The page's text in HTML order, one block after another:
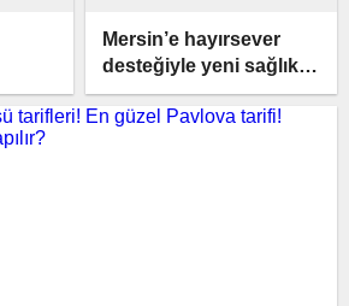
Mersin’e hayırsever
desteğiyle yeni sağlık
ünitesi